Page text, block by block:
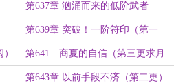
第637章 汹涌而来的低阶武者
第639章 突破！一阶符印（第一
更）
第641 商夏的自信（第三更求月
票）
第643章 以前手段不济（第二更）